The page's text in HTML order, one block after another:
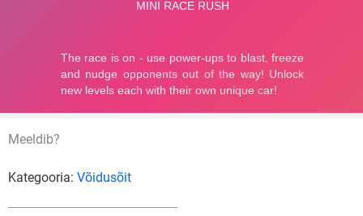
Meeldib?
Kategooria: Võidusõit